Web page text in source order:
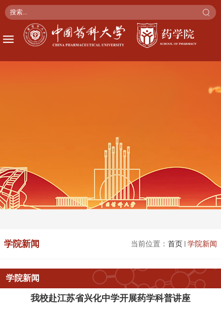
学院新闻
当前位置： 首页 学院新闻
学院新闻
我校赴江苏省兴化中学开展药学科普讲座